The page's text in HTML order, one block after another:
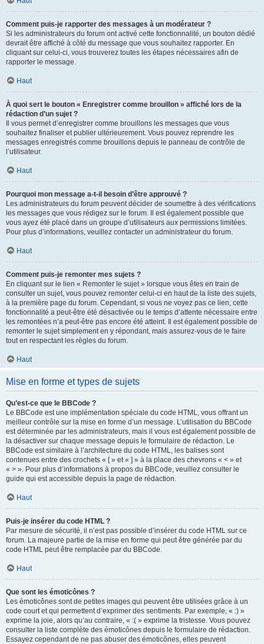
Comment puis-je rapporter des messages à un modérateur ?
Si les administrateurs du forum ont activé cette fonctionnalité, un bouton dédié
devrait être affiché à côté du message que vous souhaitez rapporter. En
cliquant sur celui-ci, vous trouverez toutes les étapes nécessaires afin de
rapporter le message.
Haut
À quoi sert le bouton « Enregistrer comme brouillon » affiché lors de la
rédaction d’un sujet ?
Il vous permet d’enregistrer comme brouillons les messages que vous
souhaitez finaliser et publier ultérieurement. Vous pouvez reprendre les
messages enregistrés comme brouillons depuis le panneau de contrôle de
l’utilisateur.
Haut
Pourquoi mon message a-t-il besoin d’être approuvé ?
Les administrateurs du forum peuvent décider de soumettre à des vérifications
les messages que vous rédigez sur le forum. Il est également possible que
vous ayez été placé dans un groupe d’utilisateurs aux permissions limitées.
Pour plus d’informations, veuillez contacter un administrateur du forum.
Haut
Comment puis-je remonter mes sujets ?
En cliquant sur le lien « Remonter le sujet » lorsque vous êtes en train de
consulter un sujet, vous pouvez remonter celui-ci en haut de la liste des sujets,
à la première page du forum. Cependant, si vous ne voyez pas ce lien, cette
fonctionnalité a peut-être été désactivée ou le temps d’attente nécessaire entre
les remontées n’a peut-être pas encore été atteint. Il est également possible de
remonter le sujet simplement en y répondant, mais assurez-vous de le faire
tout en respectant les règles du forum.
Haut
Mise en forme et types de sujets
Qu’est-ce que le BBCode ?
Le BBCode est une implémentation spéciale du code HTML, vous offrant un
meilleur contrôle sur la mise en forme d’un message. L’utilisation du BBCode
est déterminée par les administrateurs, mais il vous est également possible de
la désactiver sur chaque message depuis le formulaire de rédaction. Le
BBCode est similaire à l’architecture du code HTML, les balises sont
contenues entre des crochets « [ » et « ] » à la place des chevrons « < » et
« > ». Pour plus d’informations à propos du BBCode, veuillez consulter le
guide qui est accessible depuis la page de rédaction.
Haut
Puis-je insérer du code HTML ?
Par mesure de sécurité, il n’est pas possible d’insérer du code HTML sur ce
forum. La majeure partie de la mise en forme qui peut être générée par du
code HTML peut être remplacée par du BBCode.
Haut
Que sont les émoticônes ?
Les émoticônes sont de petites images qui peuvent être utilisées grâce à un
code court et qui permettent d’exprimer des sentiments. Par exemple, « :) »
exprime la joie, alors qu’au contraire, « :( » exprime la tristesse. Vous pouvez
consulter la liste complète des émoticônes depuis le formulaire de rédaction.
Essayez cependant de ne pas abuser des émoticônes, elles peuvent